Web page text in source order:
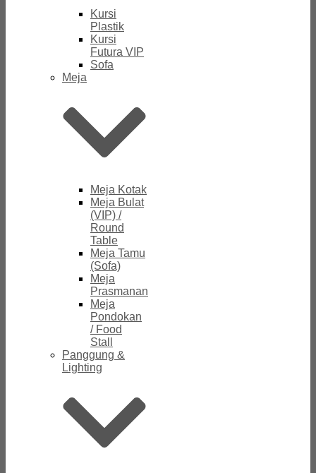
Kursi
Plastik
Kursi
Futura VIP
Sofa
Meja
Meja Kotak
Meja Bulat
(VIP) /
Round
Table
Meja Tamu
(Sofa)
Meja
Prasmanan
Meja
Pondokan
/ Food
Stall
Panggung &
Lighting